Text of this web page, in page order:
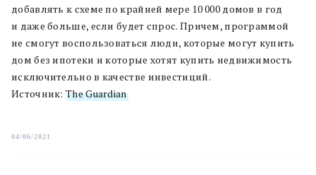
добавлять к схеме по крайней мере 10 000 домов в год
и даже больше, если будет спрос. Причем, программой
не смогут воспользоваться люди, которые могут купить
дом без ипотеки и которые хотят купить недвижимость
исключительно в качестве инвестиций.
Источник: The Guardian
04/06/2021